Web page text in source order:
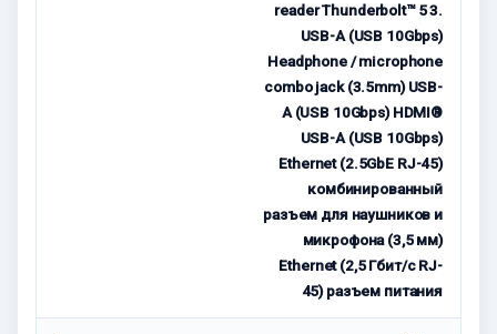
reader Thunderbolt™ 5 3.
USB-A (USB 10Gbps)
Headphone / microphone
combo jack (3.5mm) USB-
A (USB 10Gbps) HDMI®
USB-A (USB 10Gbps)
Ethernet (2.5GbE RJ-45)
комбинированный
разъем для наушников и
микрофона (3,5 мм)
Ethernet (2,5 Гбит/с RJ-
45) разъем питания